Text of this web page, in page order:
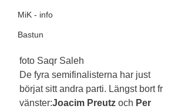
MiK - info
Bastun
foto Saqr Saleh
De fyra semifinalisterna har just
börjat sitt andra parti. Längst bort fr
vänster:Joacim Preutz och Per